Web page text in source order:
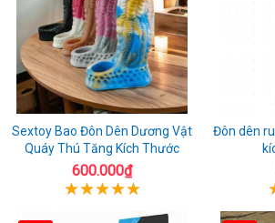
Sextoy Bao Đôn Dên Dương Vật
Quáy Thú Tăng Kích Thước
600.000₫
Đôn dên